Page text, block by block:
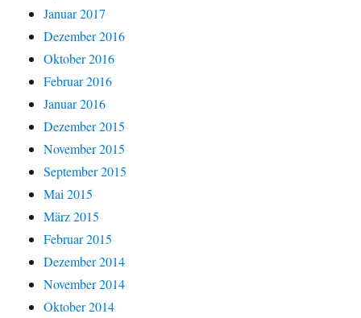
Januar 2017
Dezember 2016
Oktober 2016
Februar 2016
Januar 2016
Dezember 2015
November 2015
September 2015
Mai 2015
März 2015
Februar 2015
Dezember 2014
November 2014
Oktober 2014